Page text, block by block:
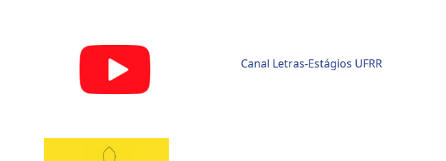
Canal Letras-Estágios UFRR